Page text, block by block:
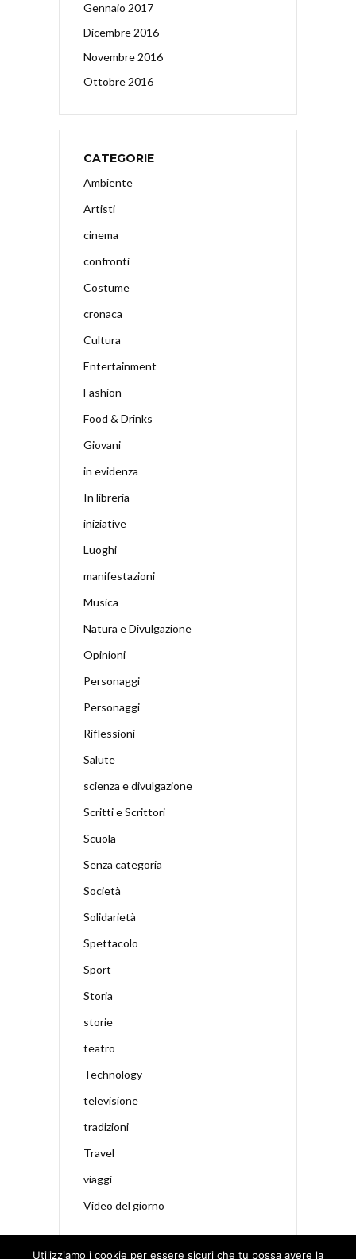
Gennaio 2017
Dicembre 2016
Novembre 2016
Ottobre 2016
CATEGORIE
Ambiente
Artisti
cinema
confronti
Costume
cronaca
Cultura
Entertainment
Fashion
Food & Drinks
Giovani
in evidenza
In libreria
iniziative
Luoghi
manifestazioni
Musica
Natura e Divulgazione
Opinioni
Personaggi
Personaggi
Riflessioni
Salute
scienza e divulgazione
Scritti e Scrittori
Scuola
Senza categoria
Società
Solidarietà
Spettacolo
Sport
Storia
storie
teatro
Technology
televisione
tradizioni
Travel
viaggi
Video del giorno
Utilizziamo i cookie per essere sicuri che tu possa avere la